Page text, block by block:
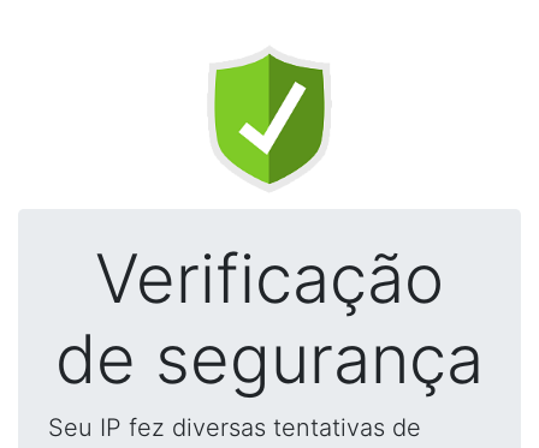
Verificação
de segurança
Seu IP fez diversas tentativas de